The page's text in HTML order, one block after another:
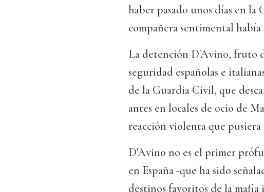
haber pasado unos días en la
compañera sentimental
La detención D'Avino, fruto
seguridad españolas e
de la Guardia Civil, que
antes en locales de ocio de
reacción violenta que
D'Avino no es el primer
en España -que ha sido
destinos favoritos de la